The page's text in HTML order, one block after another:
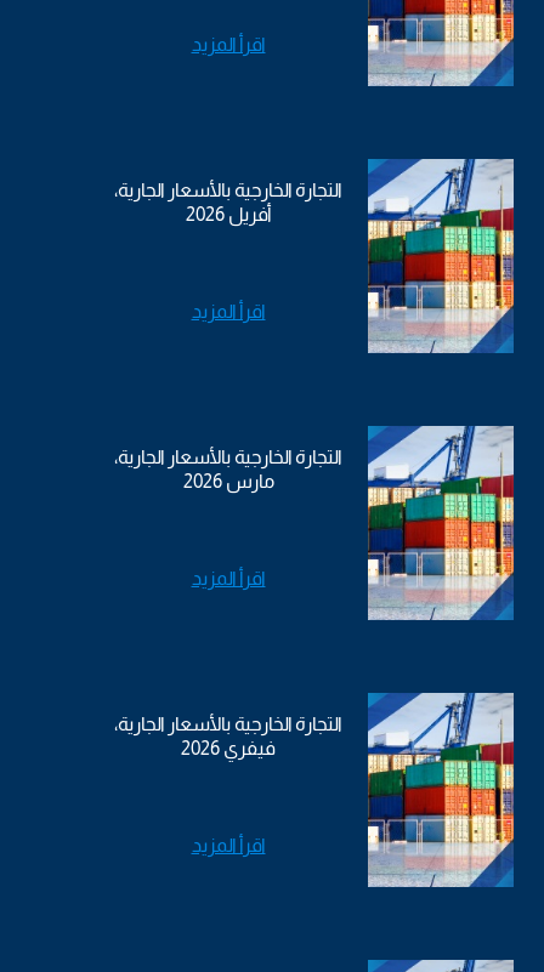
اقرأ المزيد
التجارة الخارجية بالأسعار الجارية،
أفريل 2026
اقرأ المزيد
التجارة الخارجية بالأسعار الجارية،
مارس 2026
اقرأ المزيد
التجارة الخارجية بالأسعار الجارية،
فيفري 2026
اقرأ المزيد